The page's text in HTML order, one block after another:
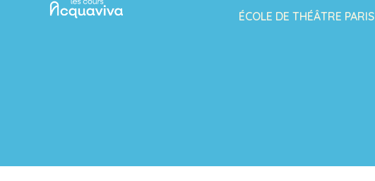
ÉCOLE DE THÉÂTRE PARIS